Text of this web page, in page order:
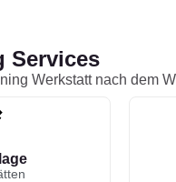
Services
Werkstatt nach dem